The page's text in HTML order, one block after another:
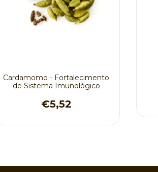
Cardamomo - Fortalecimento
de Sistema Imunológico
€5,52